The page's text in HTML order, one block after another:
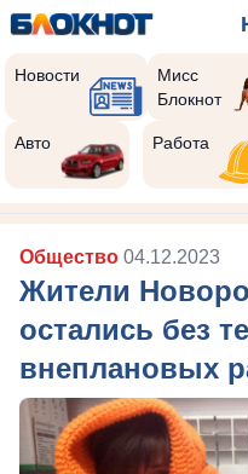
Новости
Мисс
Блокнот
Авто Работа
Общество 04.12.2023
Жители
остались без
внеплановых